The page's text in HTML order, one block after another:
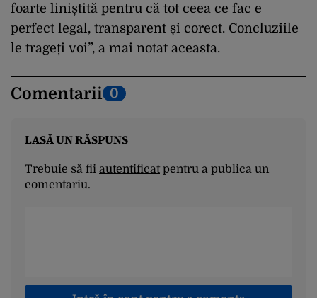
foarte liniștită pentru că tot ceea ce fac e
perfect legal, transparent și corect. Concluziile
le trageți voi”, a mai notat aceasta.
Comentarii 0
LASĂ UN RĂSPUNS
Trebuie să fii autentificatpentru a publica un
comentariu.